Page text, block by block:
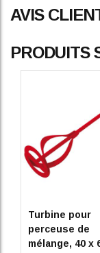
AVIS
PRODUITS
Turbine pour
perceuse de
mélange, 40 x